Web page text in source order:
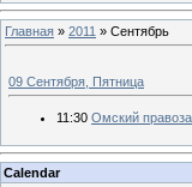
Главная » 2011 » Сентябрь
09 Сентября, Пятница
11:30 Омский
Calendar